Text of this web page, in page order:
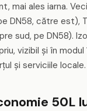
mai ales iarna.
DN58, către est),
sud, pe DN58).
vizibil și în modul
și serviciile locale.
50L